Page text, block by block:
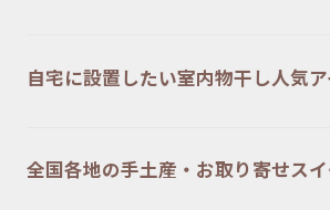
自宅に設置したい室内物干し人気
全国各地の手土産・お取り寄せス